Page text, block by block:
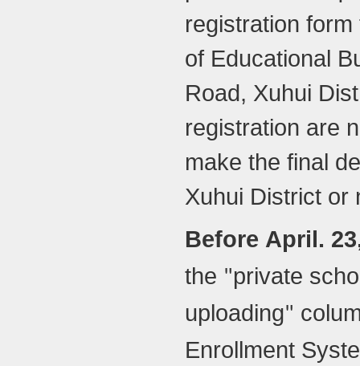
registration
of Educational
Road, Xuhui
registration are
make the final
Xuhui District or
Before April. 23
the "private
uploading"
Enrollment